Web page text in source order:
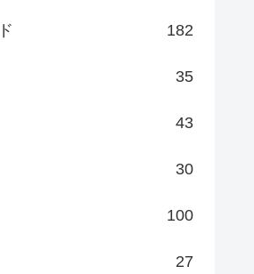
182
35
43
30
100
27